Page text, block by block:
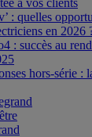
à vos clients
: quelles
en 2026
: succès au
hors-série :